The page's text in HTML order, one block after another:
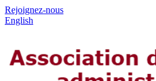
Rejoignez-nous
English